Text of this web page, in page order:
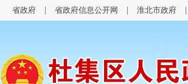
省政府 省政府信息公开网 淮北市政府